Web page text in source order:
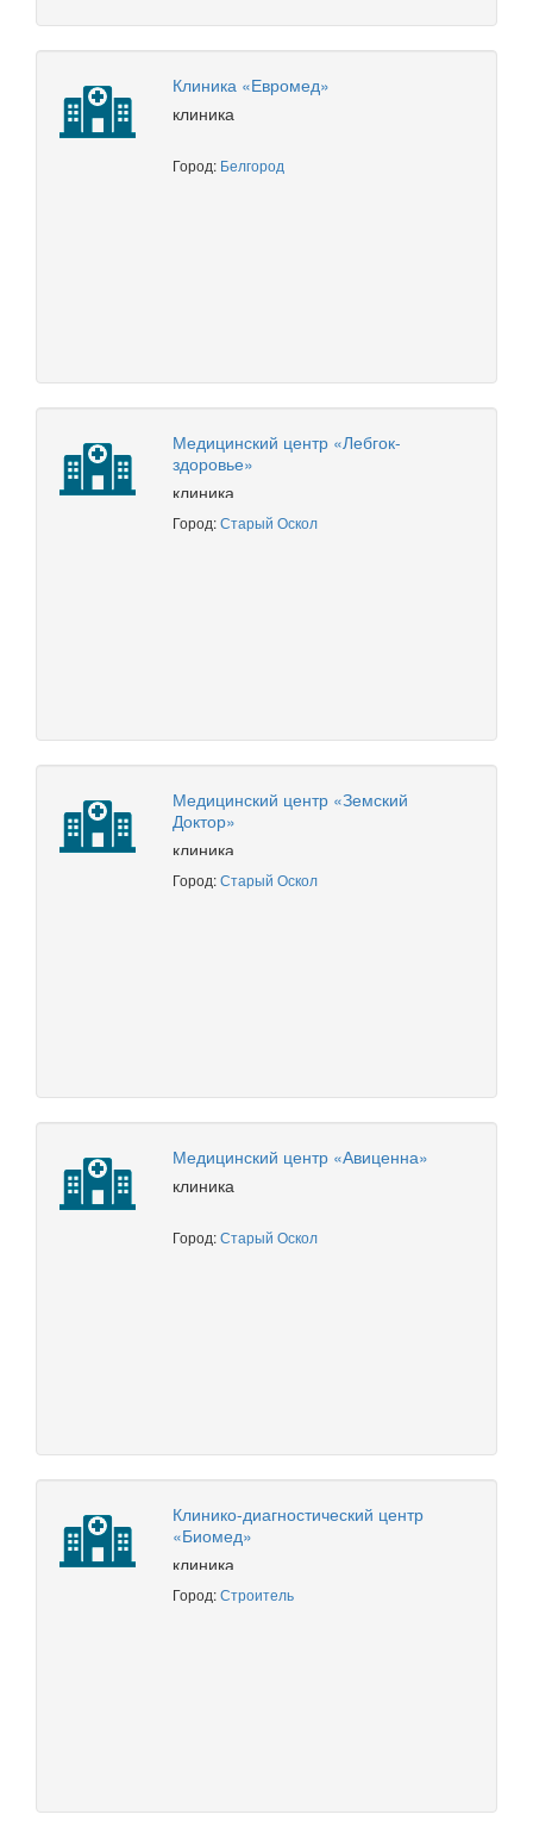
Клиника «Евромед»
клиника
Город: Белгород
Медицинский центр «Лебгок-
здоровье»
клиника
Город:Старый Оскол
Медицинский центр «Земский
Доктор»
клиника
Город:Старый Оскол
Медицинский центр «Авиценна»
клиника
Город:Старый Оскол
Клинико-диагностический центр
«Биомед»
клиника
Город:Строитель